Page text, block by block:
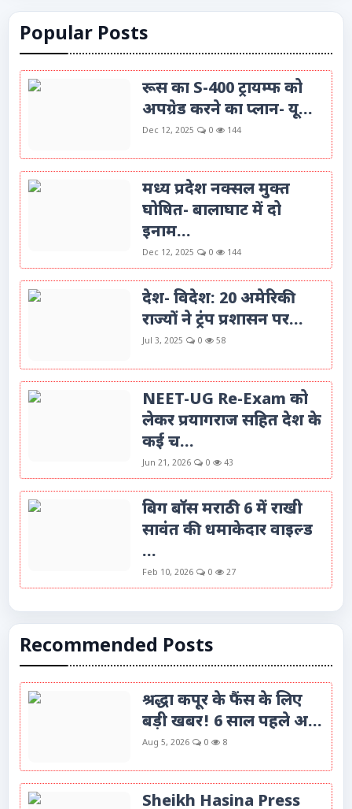
Popular Posts
रूस का S-400 ट्रायम्फ को
अपग्रेड करने का प्लान- यू...
Dec 12, 2025 0 144
मध्य प्रदेश नक्सल मुक्त
घोषित- बालाघाट में दो
इनाम...
Dec 12, 2025 0 144
देश- विदेश: 20 अमेरिकी
राज्यों ने ट्रंप प्रशासन पर...
Jul 3, 2025 0 58
NEET-UG Re-Exam को
लेकर प्रयागराज सहित देश के
कई च...
Jun 21, 2026 0 43
बिग बॉस मराठी 6 में राखी
सावंत की धमाकेदार वाइल्ड
...
Feb 10, 2026 0 27
Recommended Posts
श्रद्धा कपूर के फैंस के लिए
बड़ी खबर! 6 साल पहले अ...
Aug 5, 2026 0 8
Sheikh Hasina Press